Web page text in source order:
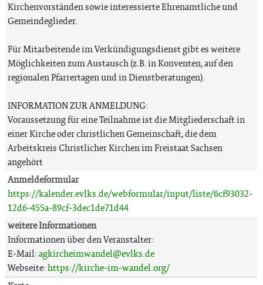
Kirchenvorständen sowie interessierte Ehrenamtliche und
Gemeindeglieder.
Für Mitarbeitende im Verkündigungsdienst gibt es weitere
Möglichkeiten zum Austausch (z.B. in Konventen, auf den
regionalen Pfarrertagen und in Dienstberatungen).
INFORMATION ZUR ANMELDUNG:
Voraussetzung für eine Teilnahme ist die Mitgliederschaft in
einer Kirche oder christlichen Gemeinschaft, die dem
Arbeitskreis Christlicher Kirchen im Freistaat Sachsen
angehört
Anmeldeformular
https://kalender.evlks.de/webformular/input/liste/6cf93032-
12d6-455a-89cf-3dec1de71d44
weitere Informationen
Informationen über den Veranstalter:
E-Mail:agkircheimwandel@evlks.de
Webseite:https://kirche-im-wandel.org/